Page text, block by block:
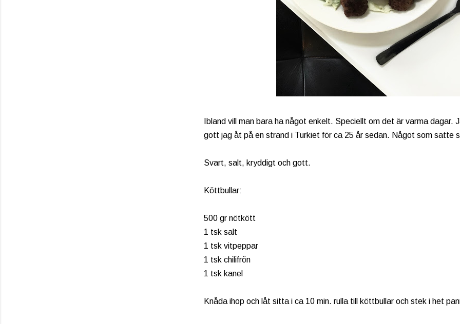
Ibland vill man bara ha något enkelt. Speciellt om det är varma
gott jag åt på en strand i Turkiet för ca 25 år sedan. Något som satte
Svart, salt, kryddigt och gott.
Köttbullar:
500 gr nötkött
1 tsk salt
1 tsk vitpeppar
1 tsk chilifrön
1 tsk kanel
Knåda ihop och låt sitta i ca 10 min. rulla till köttbullar och stek i het